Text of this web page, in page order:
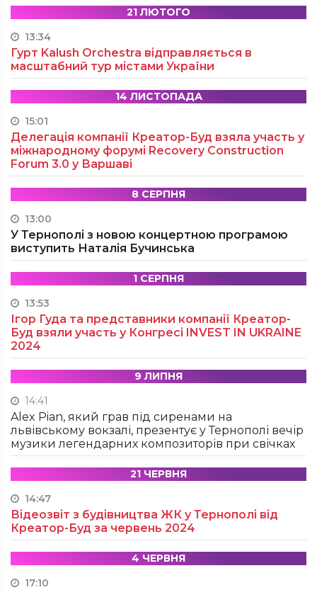
21 ЛЮТОГО
13:34
Гурт Kalush Orchestra відправляється в
масштабний тур містами України
14 ЛИСТОПАДА
15:01
Делегація компанії Креатор-Буд взяла участь у
міжнародному форумі Recovery Construction
Forum 3.0 у Варшаві
8 СЕРПНЯ
13:00
У Тернополі з новою концертною програмою
виступить Наталія Бучинська
1 СЕРПНЯ
13:53
Ігор Гуда та представники компанії Креатор-
Буд взяли участь у Конгресі INVEST IN UKRAINE
2024
9 ЛИПНЯ
14:41
Alex Pian, який грав під сиренами на
львівському вокзалі, презентує у Тернополі вечір
музики легендарних композиторів при свічках
21 ЧЕРВНЯ
14:47
Відеозвіт з будівництва ЖК у Тернополі від
Креатор-Буд за червень 2024
4 ЧЕРВНЯ
17:10